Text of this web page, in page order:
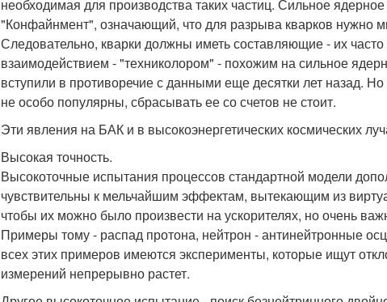
необходимая для производства таких частиц. Сильное
"Конфайнмент", означающий, что для разрыва кварков нужно
Следовательно, кварки должны иметь составляющие - их
взаимодействием - "техниколором" - похожим на сильное
вступили в противоречие с данными еще десятки лет назад.
не особо популярны, сбрасывать ее со счетов не стоит.
Эти явления на БАК и в высокоэнергетических космических
Высокая точность.
Высокоточные испытания процессов стандартной модели
чувствительны к мельчайшим эффектам, вытекающим из
чтобы их можно было произвести на ускорителях, но очень
Примеры тому - распад протона, нейтрон - антинейтронные
всех этих примеров имеются эксперименты, которые ищут
измерений непрерывно растет.